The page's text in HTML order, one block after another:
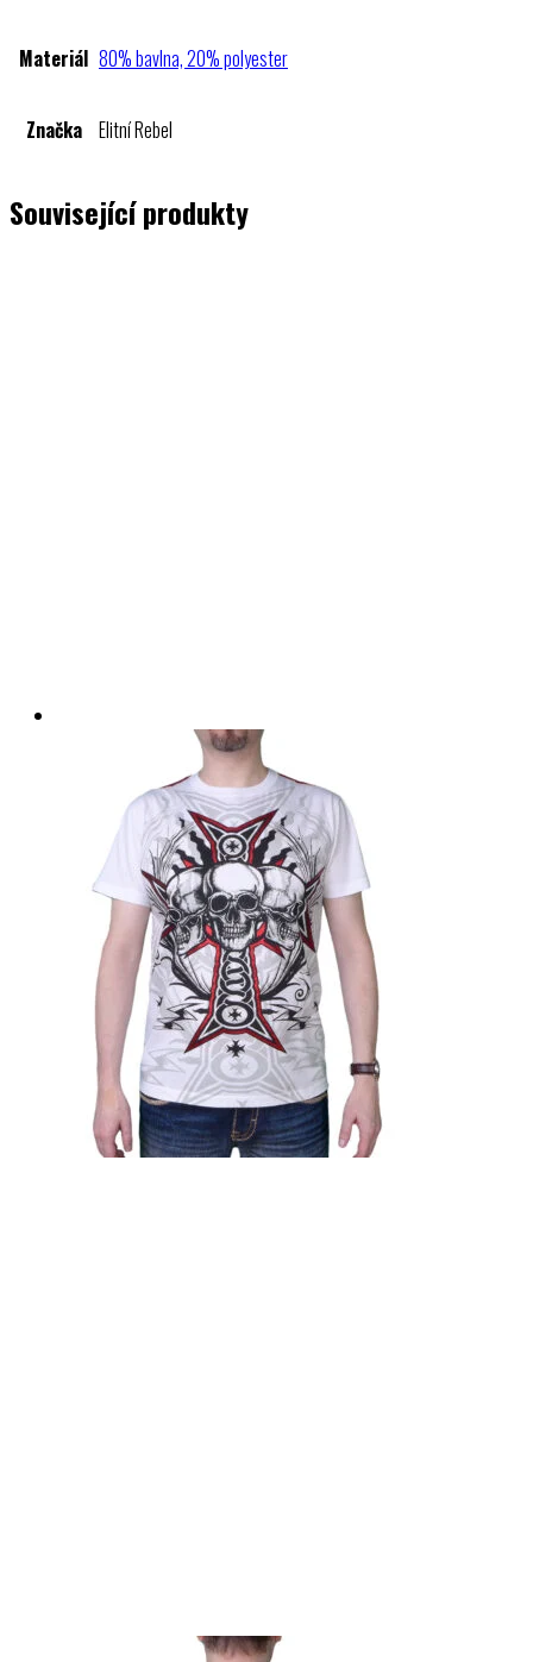
Materiál 80% bavlna, 20% polyester
Značka Elitní Rebel
Související produkty